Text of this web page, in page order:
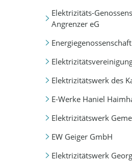
Elektrizitäts-
Angrenzer eG
Elektrizitätswerk des
E-Werke Haniel
Elektrizitätswerk
EW Geiger GmbH
Elektrizitätswerk